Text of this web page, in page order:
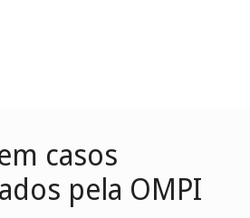
casos
pela OMPI